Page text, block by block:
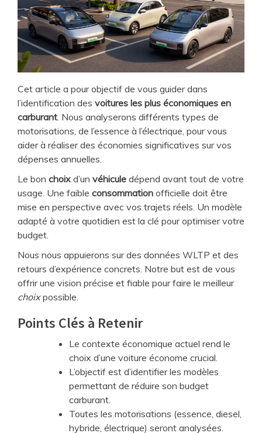
Cet article a pour objectif de vous guider dans
l’identification des voitures les plus économiques en
carburant . Nous analyserons différents types de
motorisations, de l’essence à l’électrique, pour vous
aider à réaliser des économies significatives sur vos
dépenses annuelles.
Le bon choix d’un véhicule dépend avant tout de votre
usage. Une faible consommation officielle doit être
mise en perspective avec vos trajets réels. Un modèle
adapté à votre quotidien est la clé pour optimiser votre
budget.
Nous nous appuierons sur des données WLTP et des
retours d’expérience concrets. Notre but est de vous
offrir une vision précise et fiable pour faire le meilleur
choixpossible.
Points Clés à Retenir
Le contexte économique actuel rend le
choix d’une voiture économe crucial.
L’objectif est d’identifier les modèles
permettant de réduire son budget
carburant.
Toutes les motorisations (essence, diesel,
hybride, électrique) seront analysées.